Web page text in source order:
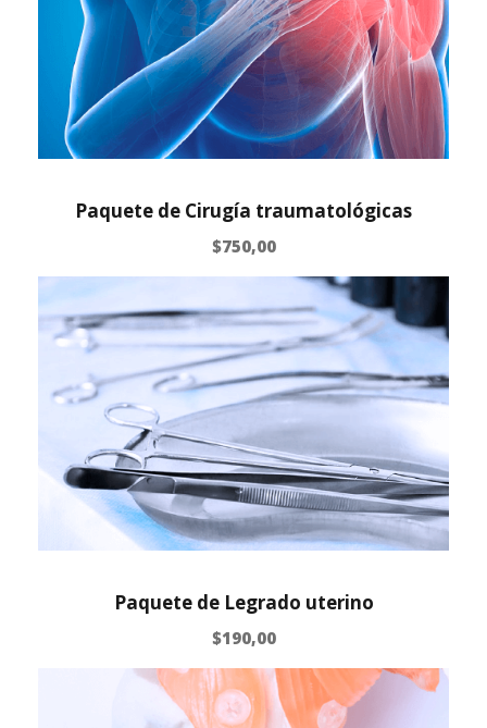
Paquete de Cirugía traumatológicas
$750,00
Paquete de Legrado uterino
$190,00